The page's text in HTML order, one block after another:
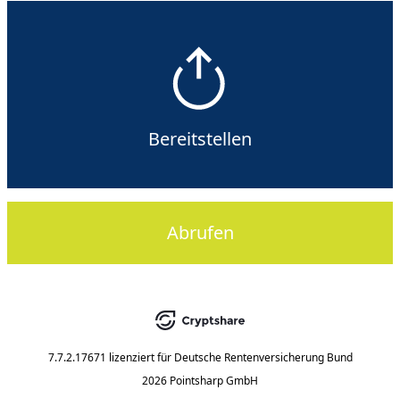
Bereitstellen
Abrufen
7.7.2.17671 lizenziert für Deutsche Rentenversicherung Bund
2026 Pointsharp GmbH